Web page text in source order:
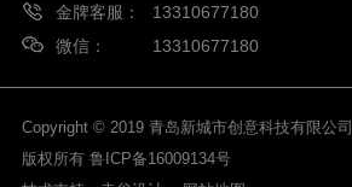
金牌客服：
13310677180
微信：
13310677180
Copyright © 2019 青岛新城市创意科技有限公司
版权所有 鲁ICP备16009134号